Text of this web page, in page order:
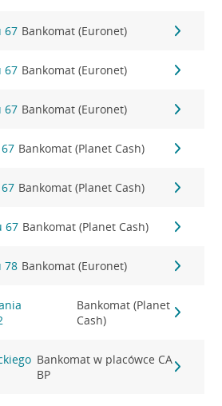
67 Bankomat (Euronet)
67 Bankomat (Euronet)
67 Bankomat (Euronet)
Bankomat (Planet Cash)
Bankomat (Planet Cash)
67 Bankomat (Planet Cash)
78 Bankomat (Euronet)
Bankomat (Planet
Cash)
Bankomat w placówce CA
BP